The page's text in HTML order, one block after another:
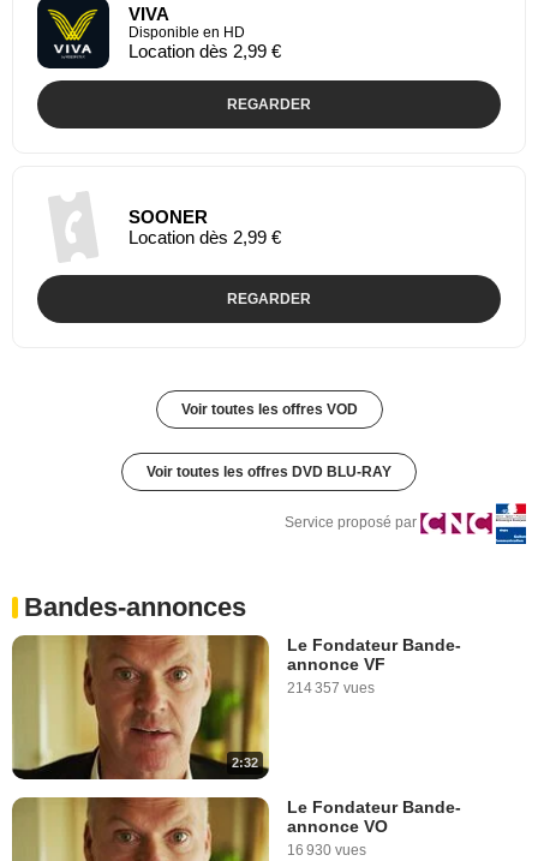
VIVA
Disponible en HD
Location dès 2,99 €
REGARDER
SOONER
Location dès 2,99 €
REGARDER
Voir toutes les offres VOD
Voir toutes les offres DVD BLU-RAY
Service proposé par
Bandes-annonces
2:32
Le Fondateur Bande-
annonce VF
214 357 vues
Le Fondateur Bande-
annonce VO
16 930 vues